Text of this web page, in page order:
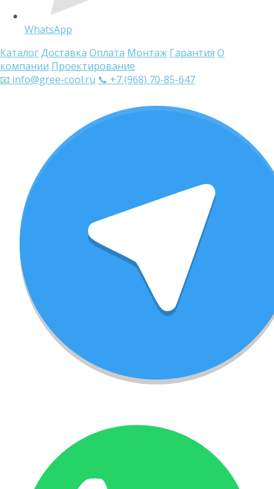
WhatsApp
КаталогДоставка Оплата Монтаж Гарантия О
компании Проектирование
📧 info@gree-cool.ru 📞 +7 (968) 70-85-647